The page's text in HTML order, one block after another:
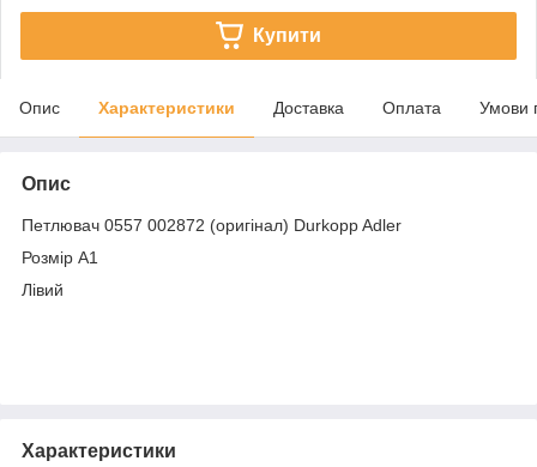
Купити
Опис Характеристики Доставка Оплата Умови
Опис
Петлювач 0557 002872 (оригінал) Durkopp Adler
Розмір A1
Лівий
Характеристики